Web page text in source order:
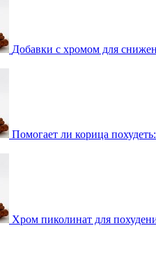
Добавки с хромом для
Помогает ли корица
Хром пиколинат для